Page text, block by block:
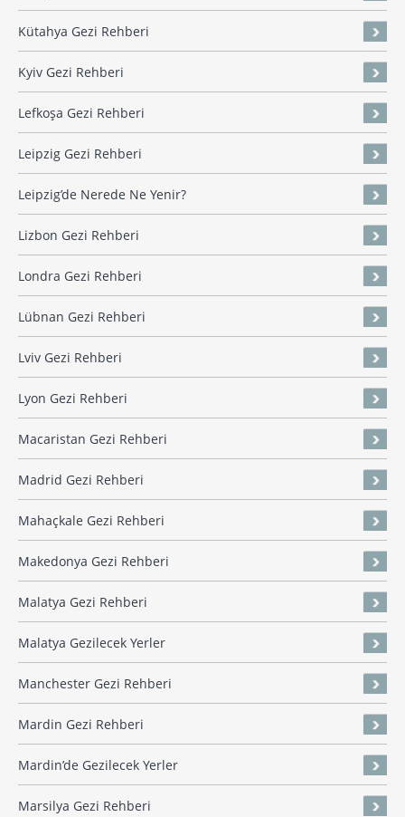
Kütahya Gezi Rehberi
Kyiv Gezi Rehberi
Lefkoşa Gezi Rehberi
Leipzig Gezi Rehberi
Leipzig’de Nerede Ne Yenir?
Lizbon Gezi Rehberi
Londra Gezi Rehberi
Lübnan Gezi Rehberi
Lviv Gezi Rehberi
Lyon Gezi Rehberi
Macaristan Gezi Rehberi
Madrid Gezi Rehberi
Mahaçkale Gezi Rehberi
Makedonya Gezi Rehberi
Malatya Gezi Rehberi
Malatya Gezilecek Yerler
Manchester Gezi Rehberi
Mardin Gezi Rehberi
Mardin’de Gezilecek Yerler
Marsilya Gezi Rehberi